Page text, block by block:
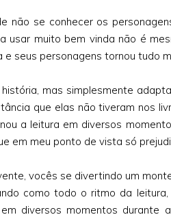
não se conhecer os
usar muito bem vinda não é
seus personagens tornou tudo
mas simplesmente
que elas não tiveram nos
a leitura em diversos
em meu ponto de vista só
vocês se divertindo um
como todo o ritmo da
diversos momentos durante